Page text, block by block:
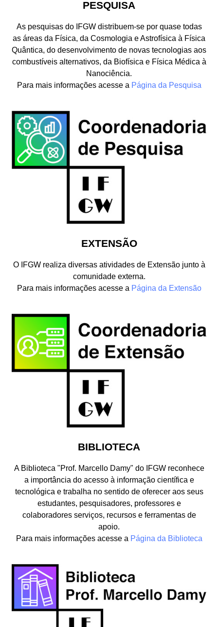
PESQUISA
As pesquisas do IFGW distribuem-se por quase todas
as áreas da Física, da Cosmologia e Astrofísica à Física
Quântica, do desenvolvimento de novas tecnologias aos
combustíveis alternativos, da Biofísica e Física Médica à
Nanociência.
Para mais informações acesse a Página da Pesquisa
EXTENSÃO
O IFGW realiza diversas atividades de Extensão junto à
comunidade externa.
Para mais informações acesse a Página da Extensão
BIBLIOTECA
A Biblioteca "Prof. Marcello Damy" do IFGW reconhece
a importância do acesso à informação científica e
tecnológica e trabalha no sentido de oferecer aos seus
estudantes, pesquisadores, professores e
colaboradores serviços, recursos e ferramentas de
apoio.
Para mais informações acesse a Página da Biblioteca